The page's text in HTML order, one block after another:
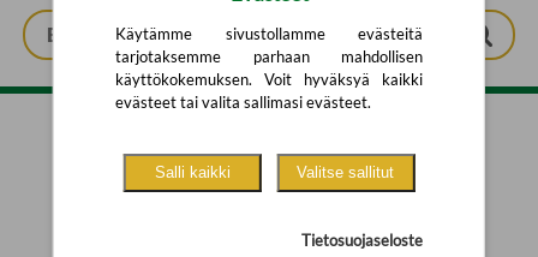
Tarkennettu haku
Käytämme sivustollamme evästeitä
tarjotaksemme parhaan mahdollisen
käyttökokemuksen. Voit hyväksyä kaikki
evästeet tai valita sallimasi evästeet.
Salli kaikki Valitse sallitut
Tietosuojaseloste